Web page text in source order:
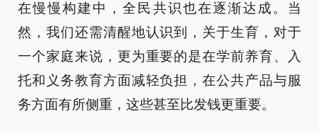
在慢慢构建中，全民共识也在逐渐达成。当
然，我们还需清醒地认识到，关于生育，对于
一个家庭来说，更为重要的是在学前养育、入
托和义务教育方面减轻负担，在公共产品与服
务方面有所侧重，这些甚至比发钱更重要。